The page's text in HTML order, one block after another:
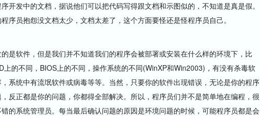
开发中的文档，据说他们可以把代码写得跟文档和示图似的，不知道是真是假。
序员抱怨没文档太少，文档太差了，这个方面要怪还是怪程序员自己。
软件，但是我们并不知道我们的程序会被部署或安装在什么样的环境下，比
上的不同，BIOS上的不同，操作系统的不同(WinXP和Win2003)，有没有杀毒软
系统中有流氓软件或病毒等等。当然，只要你的软件出现错误，无论是你的程序
反正都是你的问题，你都得全部解决。所以，程序员们并不是简单地在编程，很
的系统管理员。每当最后确认问题的原因是环境问题的时候，可能程序员都是会